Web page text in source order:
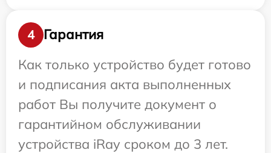
4
Гарантия
Как только устройство будет готово
и подписания акта выполненных
работ Вы получите документ о
гарантийном обслуживании
устройства iRay сроком до 3 лет.